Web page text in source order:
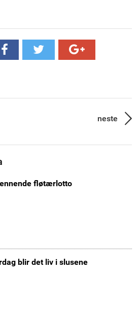
Facebooktwitter Google+
neste
fløtærlotto
blir det liv i slusene